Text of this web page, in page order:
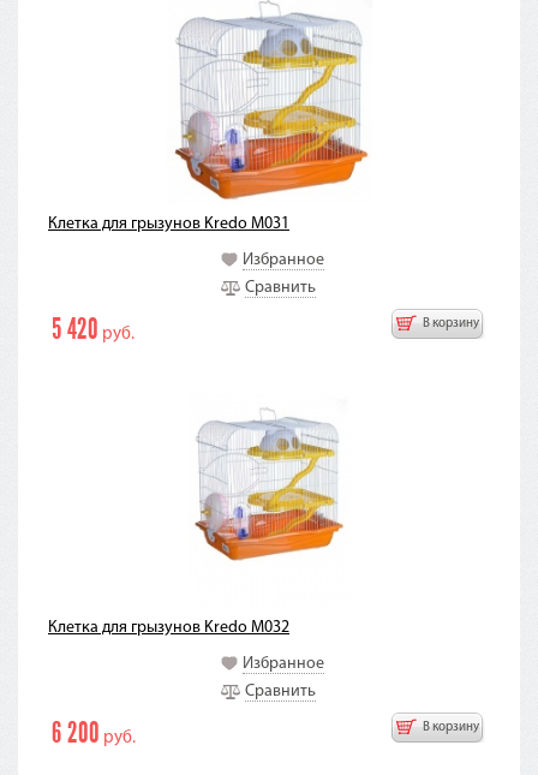
Клетка для грызунов Kredo M031
Избранное
Сравнить
В корзину
5 420 руб.
Клетка для грызунов Kredo M032
Избранное
Сравнить
В корзину
6 200 руб.